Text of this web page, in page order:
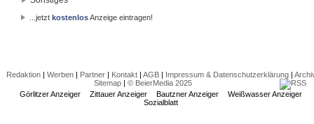
...jetztkostenlosAnzeige eintragen!
Redaktion| Werben| Partner| Kontakt| AGB| Impressum & Datenschutzerklärung|
Sitemap| © BeierMedia 2025
Görlitzer Anzeiger
Zittauer Anzeiger Bautzner Anzeiger
Weißwasser Anzeiger
Sozialblatt